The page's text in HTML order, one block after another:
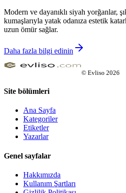
Modern ve dayanıklı siyah yorğanlar,
kumaşlarıyla yatak odanıza estetik
uzun ömür sağlar.
Daha fazla bilgi edinin
© Evliso 2026
Site bölümleri
Ana Sayfa
Kategoriler
Etiketler
Yazarlar
Genel sayfalar
Hakkımızda
Kullanım Şartları